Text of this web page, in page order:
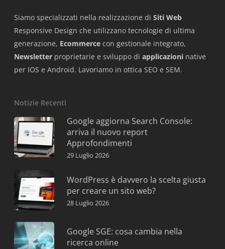
Siamo specializzati nella realizzazione di Siti Web
Responsive Design che utilizzano tecnologie di ultima
generazione, Ecommerce con gestionale integrato,
Newsletter proprietarie e sviluppo di applicazioni native
per IOS e Android. Lavoriamo in ottica SEO e SEM.
Notizie Recenti
Google aggiorna Search Console:
arriva il nuovo report
Approfondimenti
29 Luglio 2026
WordPress è davvero la scelta giusta
per creare un sito web?
28 Luglio 2026
Google SGE: cosa cambia nella
ricerca online